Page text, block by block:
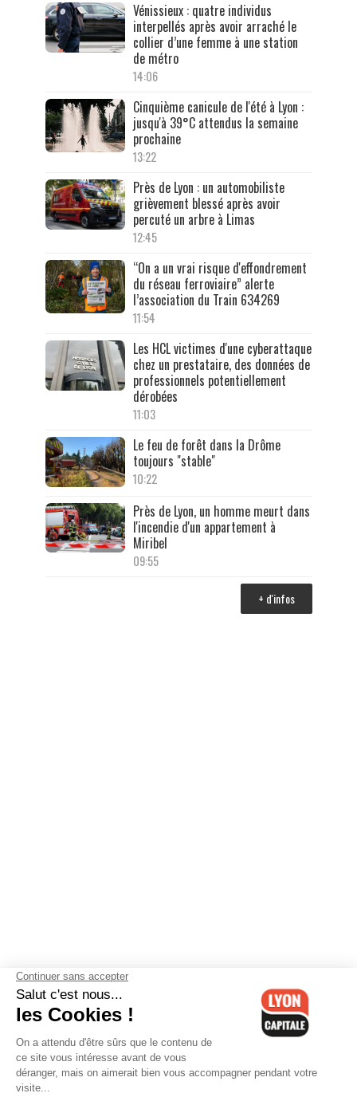
Vénissieux : quatre individus
interpellés après avoir arraché le
collier d’une femme à une station
de métro
14:06
Cinquième canicule de l'été à Lyon :
jusqu'à 39°C attendus la semaine
prochaine
13:22
Près de Lyon : un automobiliste
grièvement blessé après avoir
percuté un arbre à Limas
12:45
“On a un vrai risque d'effondrement
du réseau ferroviaire” alerte
l’association du Train 634269
11:54
Les HCL victimes d'une cyberattaque
chez un prestataire, des données de
professionnels potentiellement
dérobées
11:03
Le feu de forêt dans la Drôme
toujours "stable"
10:22
Près de Lyon, un homme meurt dans
l'incendie d'un appartement à
Miribel
09:55
+ d'infos